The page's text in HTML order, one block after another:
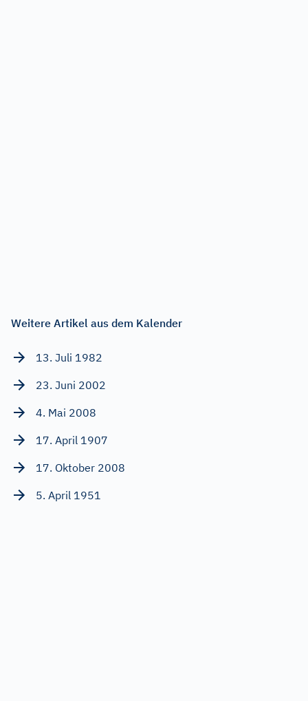
Weitere Artikel aus dem Kalender
13. Juli 1982
23. Juni 2002
4. Mai 2008
17. April 1907
17. Oktober 2008
5. April 1951